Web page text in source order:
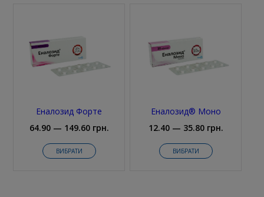
Еналозид Форте
64.90 — 149.60 грн.
ВИБРАТИ
Еналозид® Моно
12.40 — 35.80 грн.
ВИБРАТИ